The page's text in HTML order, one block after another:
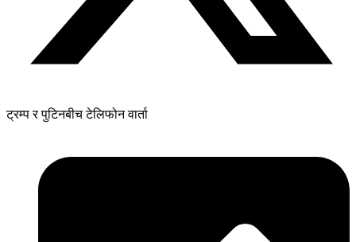
ट्रम्प र पुटिनबीच टेलिफोन वार्ता